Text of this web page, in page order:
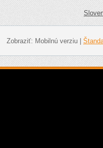
Zobraziť: Mobilnú verziu|